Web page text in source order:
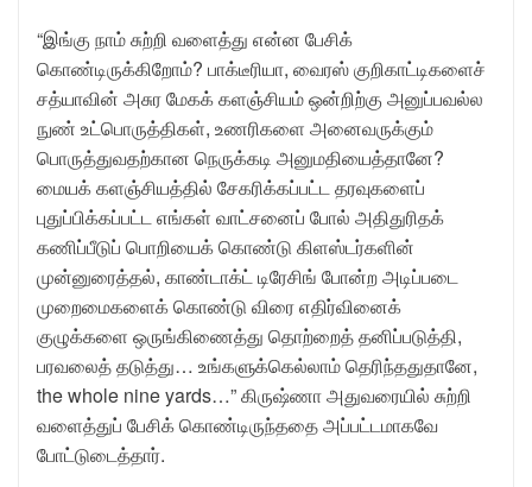
“இங்கு நாம் சுற்றி வளைத்து என்ன பேசிக்
கொண்டிருக்கிறோம்? பாக்டீரியா, வைரஸ் குறிகாட்டிகளைச்
சத்யாவின் அசுர மேகக் களஞ்சியம் ஒன்றிற்கு அனுப்பவல்ல
நுண் உட்பொருத்திகள், உணரிகளை அனைவருக்கும்
பொருத்துவதற்கான நெருக்கடி அனுமதியைத்தானே?
மையக் களஞ்சியத்தில் சேகரிக்கப்பட்ட தரவுகளைப்
புதுப்பிக்கப்பட்ட எங்கள் வாட்சனைப் போல் அதிதுரிதக்
கணிப்பீடுப் பொறியைக் கொண்டு கிளஸ்டர்களின்
முன்னுரைத்தல், காண்டாக்ட் டிரேசிங் போன்ற அடிப்படை
முறைமைகளைக் கொண்டு விரை எதிர்வினைக்
குழுக்களை ஒருங்கிணைத்து தொற்றைத் தனிப்படுத்தி,
பரவலைத் தடுத்து… உங்களுக்கெல்லாம் தெரிந்ததுதானே,
the whole nine yards…” கிருஷ்ணா அதுவரையில் சுற்றி
வளைத்துப் பேசிக் கொண்டிருந்ததை அப்பட்டமாகவே
போட்டுடைத்தார்.